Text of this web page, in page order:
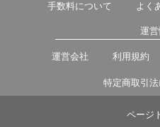
手数料について よく
運
運営会社 利用規約
特定商取引
ページ